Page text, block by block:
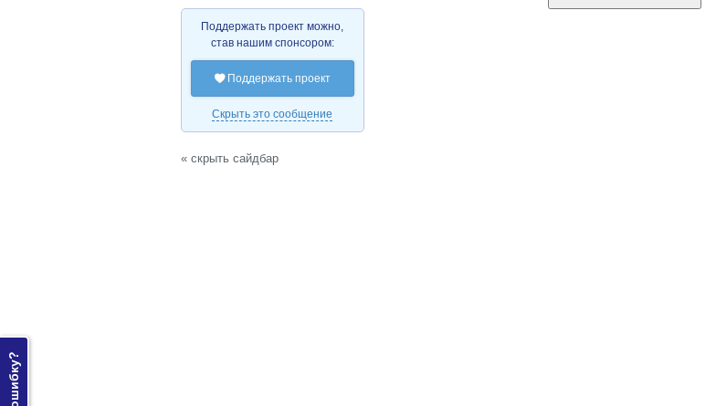
Поддержать проект можно,
став нашим спонсором:
Поддержать проект
Скрыть это сообщение
« скрыть сайдбар